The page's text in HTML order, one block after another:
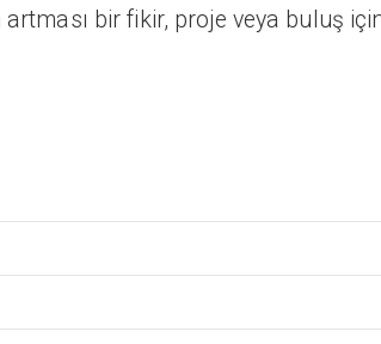
bir fikir, proje veya buluş